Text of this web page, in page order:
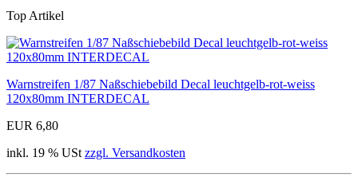
Top Artikel
Warnstreifen 1/87 Naßschiebebild Decal leuchtgelb-rot-weiss
120x80mm INTERDECAL
EUR 6,80
inkl. 19 % USt zzgl. Versandkosten